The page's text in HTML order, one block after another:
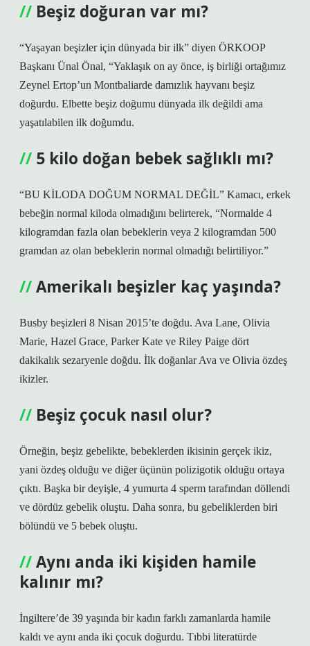
Beşiz doğuran var mı?
“Yaşayan beşizler için dünyada bir ilk” diyen ÖRKOOP
Başkanı Ünal Önal, “Yaklaşık on ay önce, iş birliği ortağımız
Zeynel Ertop’un Montbaliarde damızlık hayvanı beşiz
doğurdu. Elbette beşiz doğumu dünyada ilk değildi ama
yaşatılabilen ilk doğumdu.
5 kilo doğan bebek sağlıklı mı?
“BU KİLODA DOĞUM NORMAL DEĞİL” Kamacı, erkek
bebeğin normal kiloda olmadığını belirterek, “Normalde 4
kilogramdan fazla olan bebeklerin veya 2 kilogramdan 500
gramdan az olan bebeklerin normal olmadığı belirtiliyor.”
Amerikalı beşizler kaç yaşında?
Busby beşizleri 8 Nisan 2015’te doğdu. Ava Lane, Olivia
Marie, Hazel Grace, Parker Kate ve Riley Paige dört
dakikalık sezaryenle doğdu. İlk doğanlar Ava ve Olivia özdeş
ikizler.
Beşiz çocuk nasıl olur?
Örneğin, beşiz gebelikte, bebeklerden ikisinin gerçek ikiz,
yani özdeş olduğu ve diğer üçünün polizigotik olduğu ortaya
çıktı. Başka bir deyişle, 4 yumurta 4 sperm tarafından döllendi
ve dördüz gebelik oluştu. Daha sonra, bu gebeliklerden biri
bölündü ve 5 bebek oluştu.
Aynı anda iki kişiden hamile
kalınır mı?
İngiltere’de 39 yaşında bir kadın farklı zamanlarda hamile
kaldı ve aynı anda iki çocuk doğurdu. Tıbbi literatürde